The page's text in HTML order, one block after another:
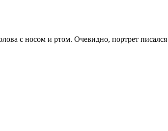
с носом и ртом. Очевидно, портрет писался